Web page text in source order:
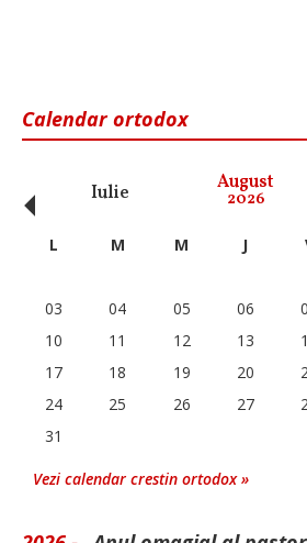
Calendar ortodox
Iulie August
2026
‹ L M M J
03
04 05 06
10
11 12 13
17
18 19 20
24
25 26 27
31
Vezi calendar crestin ortodox »